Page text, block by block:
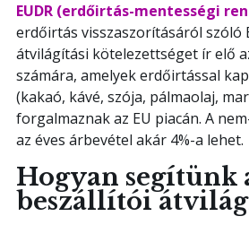
EUDR (erdőirtás-mentességi
erdőirtás visszaszorításáról szóló
átvilágítási kötelezettséget ír elő
számára, amelyek erdőirtással
(kakaó, kávé, szója, pálmaolaj,
forgalmaznak az EU piacán. A
az éves árbevétel akár 4%-a lehet.
Hogyan segítünk
beszállítói